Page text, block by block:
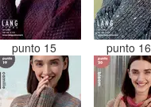
punto 15 punto 16